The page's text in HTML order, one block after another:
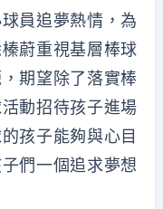
員追夢熱情，為
蔚重視基層棒球
期望除了落實棒
動招待孩子進場
孩子能夠與心目
們一個追求夢想